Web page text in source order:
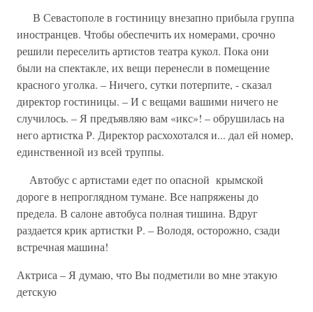
В Севастополе в гостиницу внезапно прибыла группа
иностранцев. Чтобы обеспечить их номерами, срочно
решили переселить артистов театра кукол. Пока они
были на спектакле, их вещи перенесли в помещение
красного уголка. – Ничего, сутки потерпите, - сказал
директор гостиницы. – И с вещами вашими ничего не
случилось. – Я предъявляю вам «икс»! – обрушилась на
него артистка Р. Директор расхохотался и... дал ей номер,
единственной из всей труппы.
Автобус с артистами едет по опасной крымской
дороге в непроглядном тумане. Все напряжены до
предела. В салоне автобуса полная тишина. Вдруг
раздается крик артистки Р. – Володя, осторожно, сзади
встречная машина!
Актриса – Я думаю, что Вы подметили во мне этакую
детскую